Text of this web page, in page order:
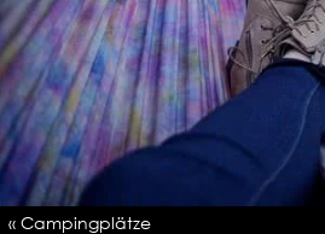
« Campingplätze